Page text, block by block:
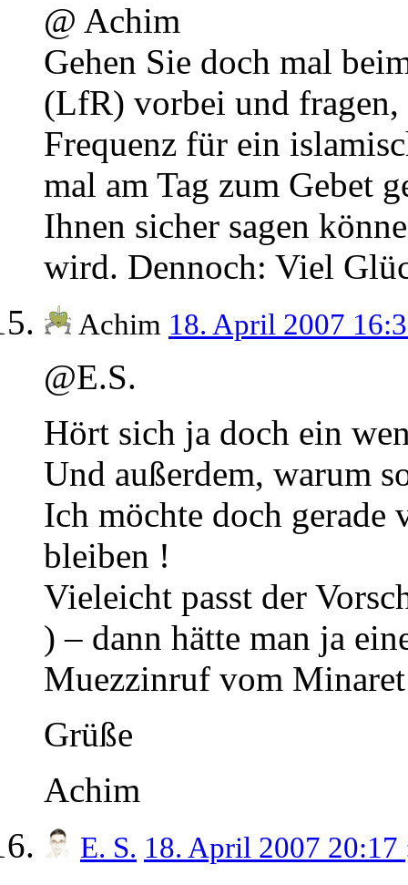
@ Achim
Gehen Sie doch mal
(LfR) vorbei und fragen,
Frequenz für ein
mal am Tag zum Gebet
Ihnen sicher sagen
wird. Dennoch: Viel
Achim 18. April 2007
@E.S.
Hört sich ja doch ein
Und außerdem, warum
Ich möchte doch gerade
bleiben !
Vieleicht passt der
) – dann hätte man ja
Muezzinruf vom
Grüße
Achim
E. S. 18. April 2007 20:17